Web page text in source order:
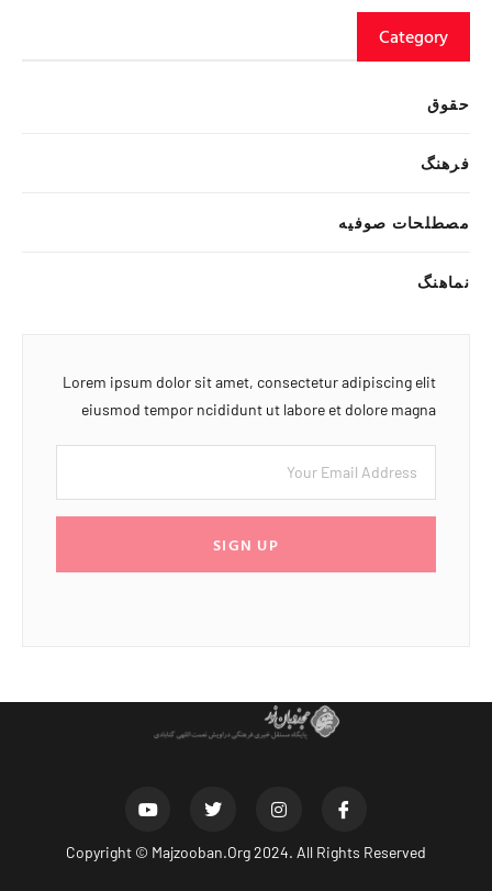
Category
حقوق
فرهنگ
مصطلحات صوفیه
نماهنگ
Lorem ipsum dolor sit amet, consectetur adipiscing elit
eiusmod tempor ncididunt ut labore et dolore magna
SIGN UP
Copyright © Majzooban.Org2024. All Rights Reserved